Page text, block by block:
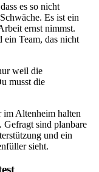
es so nicht
Es ist ein
ernst nimmst.
Team, das nicht
weil die
musst die
im Altenheim halten
Gefragt sind planbare
und ein
sieht.